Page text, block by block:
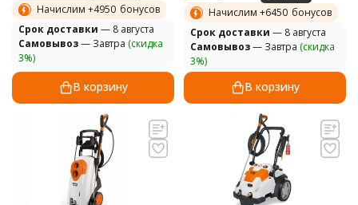
Начислим +4950 бонусов
Cрок доставки — 8 августа
Самовывоз— Завтра (скидка
3%)
В корзину
Начислим +6450 бонусов
Cрок доставки — 8 августа
Самовывоз— Завтра (скидка
3%)
В корзину